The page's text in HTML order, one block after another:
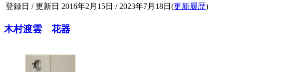
登録日 / 更新日 2016年2月15日 / 2023年7月18日(更新履歴)
木村渡雲 花器